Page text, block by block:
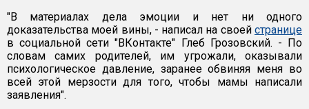
"В материалах дела эмоции и нет ни одного
доказательства моей вины, - написал на своей странице
в социальной сети "ВКонтакте" Глеб Грозовский. - По
словам самих родителей, им угрожали, оказывали
психологическое давление, заранее обвиняя меня во
всей этой мерзости для того, чтобы мамы написали
заявления".